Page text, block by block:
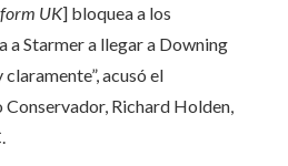
UK] bloquea a los
a Starmer a llegar a Downing
acusó el
Richard Holden,